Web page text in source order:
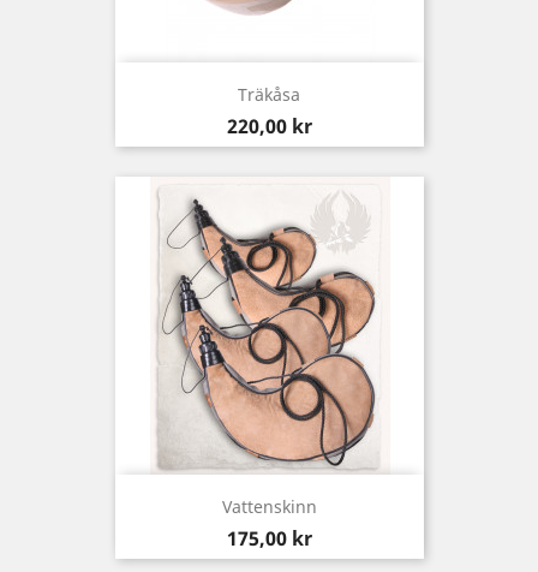
Träkåsa
Pris
220,00 kr
Vattenskinn
Pris
175,00 kr